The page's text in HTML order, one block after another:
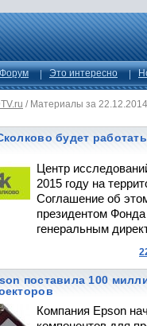
Форум Это интересно
/ Материалы за 22.12.2014
будет
Центр
2015 году на
Соглашение об
президентом
генеральным
поставила 100
Компания Epson